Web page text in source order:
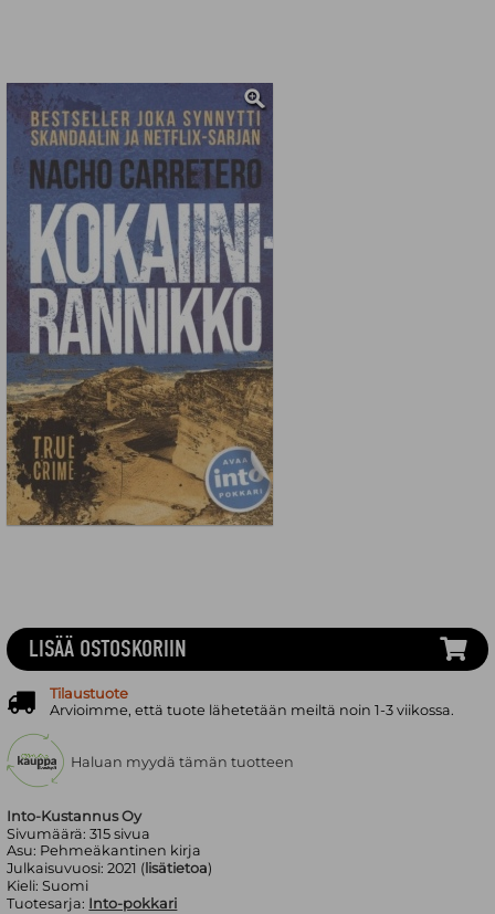
Into-Kustannus Oy
Sivumäärä:315 sivua
Asu: Pehmeäkantinen kirja
Julkaisuvuosi:2021 ( lisätietoa)
Kieli:Suomi
Tuotesarja: Into-pokkari
LISÄÄ OSTOSKORIIN
Tilaustuote
Arvioimme, että tuote lähetetään meiltä noin 1-3 viikossa.
Haluan myydä tämän tuotteen